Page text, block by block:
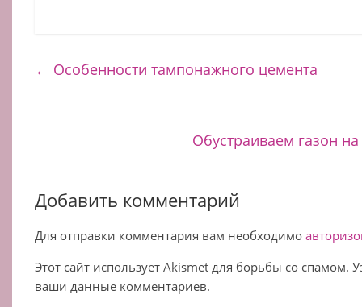
← Особенности тампонажного цемента
Обустраиваем газон
Добавить комментарий
Для отправки комментария вам необходимо
Этот сайт использует Akismet для борьбы со спамом.
ваши данные комментариев.